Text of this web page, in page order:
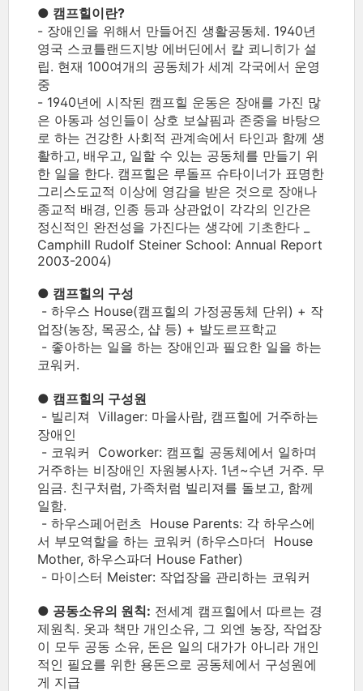
● 캠프힐이란?
- 장애인을 위해서 만들어진 생활공동체. 1940년
영국 스코틀랜드지방 에버딘에서 칼 쾨니히가 설
립. 현재 100여개의 공동체가 세계 각국에서 운영
중
- 1940년에 시작된 캠프힐 운동은 장애를 가진 많
은 아동과 성인들이 상호 보살핌과 존중을 바탕으
로 하는 건강한 사회적 관계속에서 타인과 함께 생
활하고, 배우고, 일할 수 있는 공동체를 만들기 위
한 일을 한다. 캠프힐은 루돌프 슈타이너가 표명한
그리스도교적 이상에 영감을 받은 것으로 장애나
종교적 배경, 인종 등과 상관없이 각각의 인간은
정신적인 완전성을 가진다는 생각에 기초한다 _
Camphill Rudolf Steiner School: Annual Report
2003-2004)
● 캠프힐의 구성
- 하우스 House(캠프힐의 가정공동체 단위) + 작
업장(농장, 목공소, 샵 등) + 발도르프학교
- 좋아하는 일을 하는 장애인과 필요한 일을 하는
코워커.
● 캠프힐의 구성원
- 빌리져 Villager: 마을사람, 캠프힐에 거주하는
장애인
- 코워커 Coworker: 캠프힐 공동체에서 일하며
거주하는 비장애인 자원봉사자. 1년~수년 거주. 무
임금. 친구처럼, 가족처럼 빌리져를 돌보고, 함께
일함.
- 하우스페어런츠 House Parents: 각 하우스에
서 부모역할을 하는 코워커 (하우스마더 House
Mother, 하우스파더 House Father)
- 마이스터 Meister: 작업장을 관리하는 코워커
● 공동소유의 원칙: 전세계 캠프힐에서 따르는 경
제원칙. 옷과 책만 개인소유, 그 외엔 농장, 작업장
이 모두 공동 소유, 돈은 일의 대가가 아니라 개인
적인 필요를 위한 용돈으로 공동체에서 구성원에
게 지급